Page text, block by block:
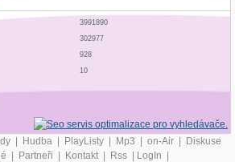
3991890
302977
928
10
| Hudba | PlayListy | Mp3 | on-Air | Diskuse
| Partneři | Kontakt | Rss | LogIn |